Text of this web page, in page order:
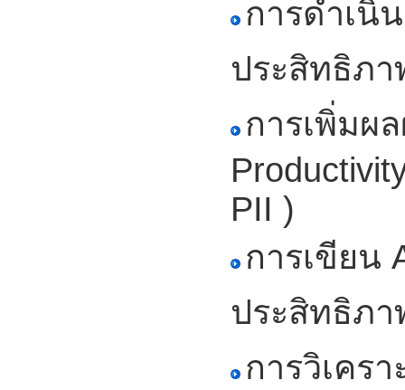
การดำเนิ
ประสิทธิภา
การเพิ่มผ
PII )
การเขียน
ประสิทธิภา
การวิเคร